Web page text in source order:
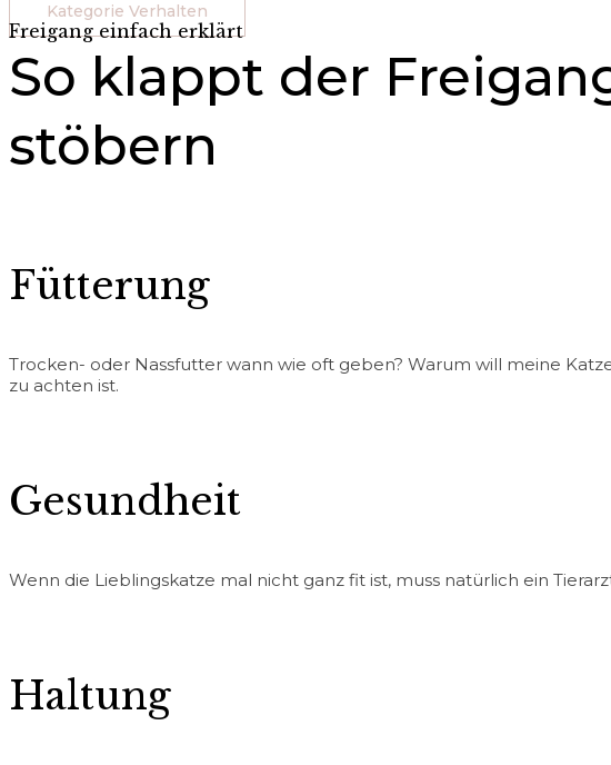
Kategorie Verhalten
Freigang einfach erklärt
So klappt der
stöbern
Fütterung
Trocken- oder Nassfutter wann wie oft geben? Warum will meine
zu achten ist.
Gesundheit
Wenn die Lieblingskatze mal nicht ganz fit ist, muss natürlich ein
Haltung